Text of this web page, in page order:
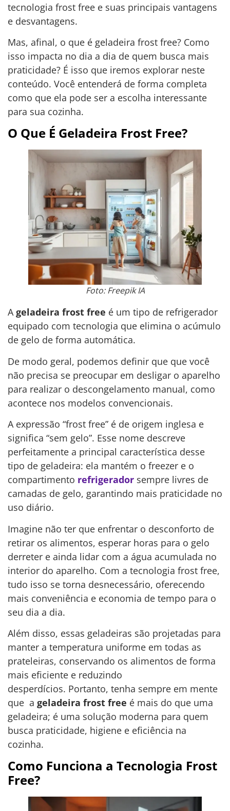
tecnologia frost free e suas principais vantagens
e desvantagens.
Mas, afinal, o que é geladeira frost free? Como
isso impacta no dia a dia de quem busca mais
praticidade? É isso que iremos explorar neste
conteúdo. Você entenderá de forma completa
como que ela pode ser a escolha interessante
para sua cozinha.
O Que É Geladeira Frost Free?
Foto: Freepik IA
Ageladeira frost free é um tipo de refrigerador
equipado com tecnologia que elimina o acúmulo
de gelo de forma automática.
De modo geral, podemos definir que que você
não precisa se preocupar em desligar o aparelho
para realizar o descongelamento manual, como
acontece nos modelos convencionais.
A expressão “frost free” é de origem inglesa e
significa “sem gelo”. Esse nome descreve
perfeitamente a principal característica desse
tipo de geladeira: ela mantém o freezer e o
compartimento refrigerador sempre livres de
camadas de gelo, garantindo mais praticidade no
uso diário.
Imagine não ter que enfrentar o desconforto de
retirar os alimentos, esperar horas para o gelo
derreter e ainda lidar com a água acumulada no
interior do aparelho. Com a tecnologia frost free,
tudo isso se torna desnecessário, oferecendo
mais conveniência e economia de tempo para o
seu dia a dia.
Além disso, essas geladeiras são projetadas para
manter a temperatura uniforme em todas as
prateleiras, conservando os alimentos de forma
mais eficiente e reduzindo
desperdícios. Portanto, tenha sempre em mente
que a geladeira frost free é mais do que uma
geladeira; é uma solução moderna para quem
busca praticidade, higiene e eficiência na
cozinha.
Como Funciona a Tecnologia Frost
Free?